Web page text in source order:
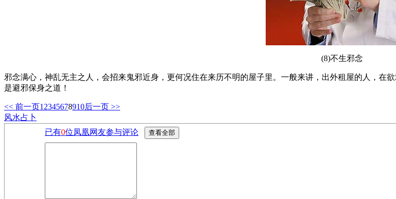
(8)不生邪念
邪念满心，神乱无主之人，会招来鬼邪近身，更何况住在来历不明的屋子里。一般来讲，出外租屋的人，在
是避邪保身之道！
<< 前一页1 2345678910后一页 >>
风水占卜
已有0位凤凰网友参与评论